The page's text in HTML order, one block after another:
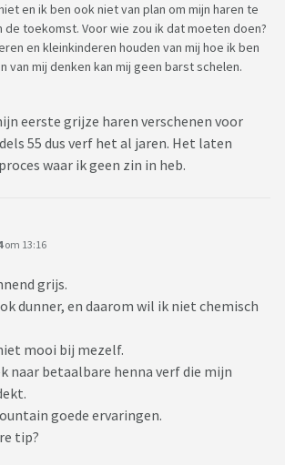
en ik ben ook niet van plan om mijn haren te
de toekomst. Voor wie zou ik dat moeten doen?
en kleinkinderen houden van mij hoe ik ben
van mij denken kan mij geen barst schelen.
eerste grijze haren verschenen voor
55 dus verf het al jaren. Het laten
waar ik geen zin in heb.
om 13:16
grijs.
dunner, en daarom wil ik niet chemisch
mooi bij mezelf.
naar betaalbare henna verf die mijn
goede ervaringen.
tip?